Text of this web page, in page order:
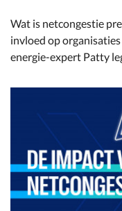
Wat is netcongestie
invloed op
energie-expert Patty